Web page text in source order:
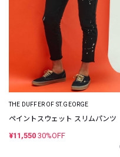
THE DUFFER OF ST.GEORGE
ペイントスウェット スリムパンツ
¥11,550 30%OFF